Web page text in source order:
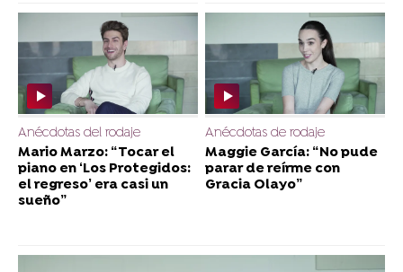
Anécdotas del rodaje
Mario Marzo: “Tocar el
piano en ‘Los Protegidos:
el regreso’ era casi un
sueño”
Anécdotas de rodaje
Maggie García: “No pude
parar de reírme con
Gracia Olayo”